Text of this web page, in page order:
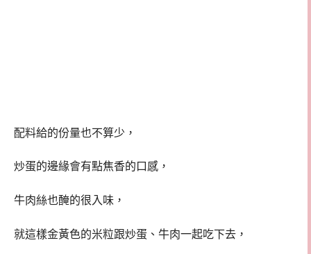
配料給的份量也不算少，
炒蛋的邊緣會有點焦香的口感，
牛肉絲也醃的很入味，
就這樣金黃色的米粒跟炒蛋、牛肉一起吃下去，